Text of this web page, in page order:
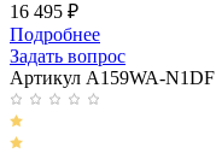
16 495 ₽
Подробнее
Задать вопрос
Артикул A159WA-N1DF